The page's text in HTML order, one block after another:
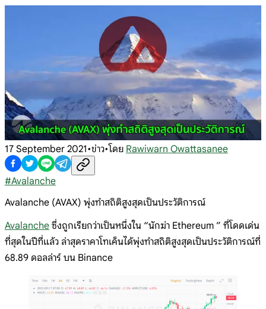
17 September 2021•ข่าว•โดย Rawiwarn Owattasanee
#Avalanche
Avalanche (AVAX) พุ่งทำสถิติสูงสุดเป็นประวัติการณ์
Avalanche ซึ่งถูกเรียกว่าเป็นหนึ่งใน “นักฆ่า Ethereum ” ที่โดดเด่น
ที่สุดในปีที่แล้ว ล่าสุดราคาโทเค็นได้พุ่งทำสถิติสูงสุดเป็นประวัติการณ์ที่
68.89 ดอลล่าร์ บน Binance